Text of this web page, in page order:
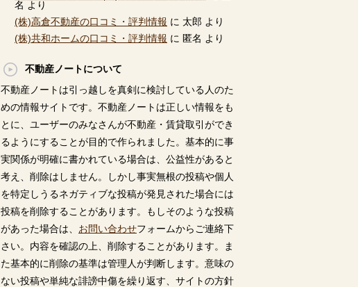
名 より
(株)高倉不動産の口コミ・評判情報 に 太郎 より
(株)共和ホームの口コミ・評判情報 に 匿名 より
不動産ノートについて
不動産ノートは引っ越しを真剣に検討している人のた
めの情報サイトです。不動産ノートは正しい情報をも
とに、ユーザーのみなさんが不動産・賃貸取引ができ
るようにすることが目的で作られました。基本的に事
実関係が明確に書かれている場合は、公益性があると
考え、削除はしません。しかし事実無根の投稿や個人
を特定しうるネガティブな投稿が発見された場合には
投稿を削除することがあります。もしそのような投稿
があった場合は、 お問い合わせフォームからご連絡下
さい。内容を確認の上、削除することがあります。ま
た基本的に削除の基準は管理人が判断します。意味の
ない投稿や単純な誹謗中傷を繰り返す、サイトの方針